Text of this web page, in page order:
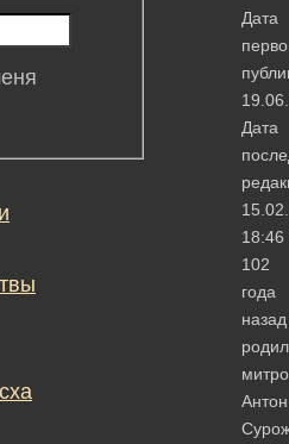
Дата
Дата
18:46
102
года
назад